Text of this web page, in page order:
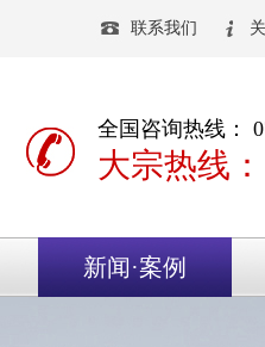
联系我们
全国咨询热线：
大宗热线
新闻·案例